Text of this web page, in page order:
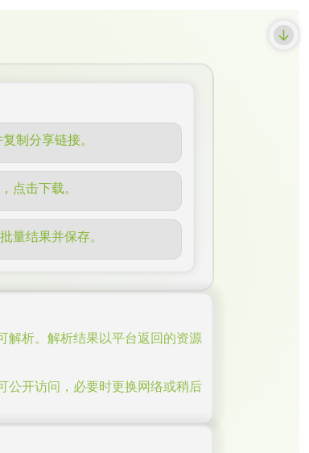
分享链接。
点击下载。
量结果并保存。
解析。解析结果以平台返回的资源
公开访问，必要时更换网络或稍后